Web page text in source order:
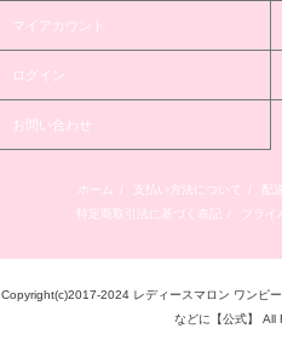
マイアカウント
ログイン
お問い合わせ
ホーム / 支払い方法について / 配
特定商取引法に基づく表記 / プラ
Copyright(c)2017-2024 レディースマロン ワンピ
などに【公式】 All